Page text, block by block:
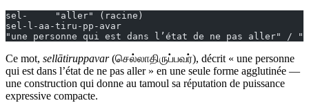
sel-     "aller" (racine)
sel-l-aa-tiru-pp-avar
"une personne qui est dans l’état de ne pas aller" /
Ce mot, sellātiruppavar(செல்லாதிருப்பவர்), décrit « une personne
qui est dans l’état de ne pas aller » en une seule forme agglutinée —
une construction qui donne au tamoul sa réputation de puissance
expressive compacte.